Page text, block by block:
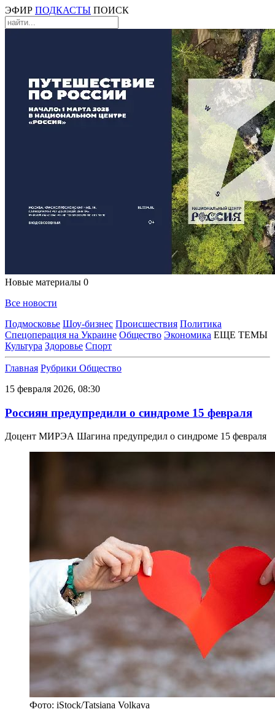
ЭФИР ПОДКАСТЫ ПОИСК
Новые материалы 0
Все новости
Подмосковье Шоу-бизнес Происшествия Политика
Спецоперация на Украине Общество Экономика ЕЩЕ ТЕМЫ
Культура Здоровье Спорт
Главная Рубрики Общество
15 февраля 2026, 08:30
Россиян предупредили о синдроме 15 февраля
Доцент МИРЭА Шагина предупредил о синдроме 15 февраля
Фото: iStock/Tatsiana Volkava